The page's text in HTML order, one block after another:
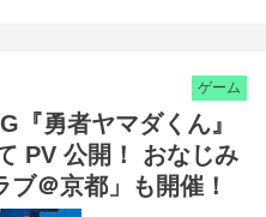
ゲーム
勇者ヤマダくん』
PV 公開！ おなじみ
＠京都」も開催！